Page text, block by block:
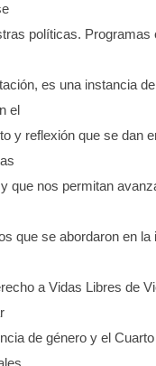
políticas.
es una instancia
el
y reflexión que se dan
que nos permitan
que se abordaron en
a Vidas Libres de
de género y el